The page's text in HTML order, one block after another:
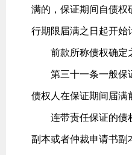
满的，保证期间自债权
行期限届满之日起开始
前款所称债权确定之
第三十一条一般保证
债权人在保证期间届满
连带责任保证的债权
副本或者仲裁申请书副